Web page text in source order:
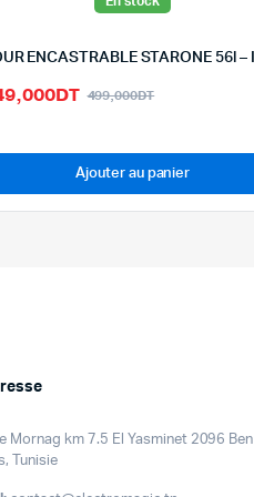
499,000DTLe
initial
était :
499,000DT.
DT
Le
actuel
est :
449,000DT.
Ajouter au panier
Mornag km 7.5 El Yasminet 2096 Ben
Tunisie